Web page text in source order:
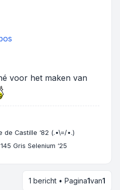
voor het maken van
de Castille ‘82 (.•\=/•.)
Gris Selenium ‘25
1 bericht • Pagina1van1